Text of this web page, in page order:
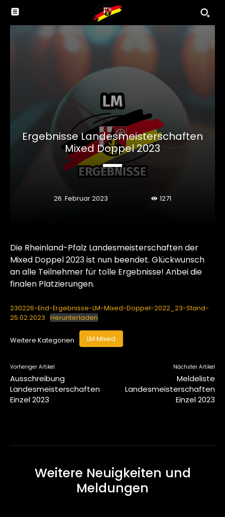
Ergebnisse Landesmeisterschaften
Mixed Doppel 2023
26. Februar 2023 1271
Die Rheinland-Pfalz Landesmeisterschaften der
Mixed Doppel 2023 ist nun beendet. Glückwunsch
an alle Teilnehmer für tolle Ergebnisse! Anbei die
finalen Platzierungen.
230226-End-Ergebnisse-LM-Mixed-Doppel-2022_23-Stand-
25.02.2023
Herunterladen
Weitere Kategorien LM Mixed
Vorheriger Artikel
Ausschreibung
Landesmeisterschaften
Einzel 2023
Nächster Artikel
Meldeliste
Landesmeisterschaften
Einzel 2023
Weitere Neuigkeiten und
Meldungen